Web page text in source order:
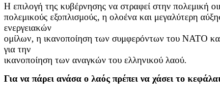
Η επιλογή της κυβέρνησης να στραφεί στην πολεμική
πολεμικούς εξοπλισμούς, η ολοένα και μεγαλύτερη
ενεργειακών
ομίλων, η ικανοποίηση των συμφερόντων του ΝΑΤΟ
για την
ικανοποίηση των αναγκών του ελληνικού λαού.
Για να πάρει ανάσα ο λαός πρέπει να χάσει το